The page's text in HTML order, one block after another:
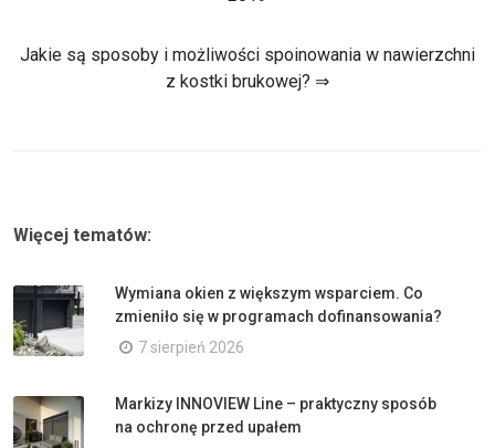
Jakie są sposoby i możliwości spoinowania w nawierzchni
z kostki brukowej? ⇒
Więcej tematów:
Wymiana okien z większym wsparciem. Co
zmieniło się w programach dofinansowania?
7 sierpień 2026
Markizy INNOVIEW Line – praktyczny sposób
na ochronę przed upałem